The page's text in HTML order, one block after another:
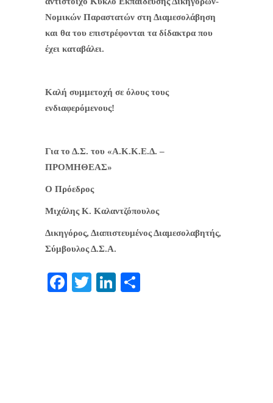
Νομικών Παραστατών στη Διαμεσολάβηση
και θα του επιστρέφονται τα δίδακτρα που
έχει καταβάλει.
Καλή συμμετοχή σε όλους τους
ενδιαφερόμενους!
Για το Δ.Σ. του «Α.Κ.Κ.Ε.Δ. –
ΠΡΟΜΗΘΕΑΣ»
Ο Πρόεδρος
Μιχάλης Κ. Καλαντζόπουλος
Δικηγόρος, Διαπιστευμένος Διαμεσολαβητής,
Σύμβουλος Δ.Σ.Α.
Facebook
TwitterLinkedIn